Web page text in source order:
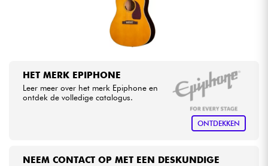
HET MERK EPIPHONE
Leer meer over het merk Epiphone en
ontdek de volledige catalogus.
ONTDEKKEN
NEEM CONTACT OP MET EEN DESKUNDIGE